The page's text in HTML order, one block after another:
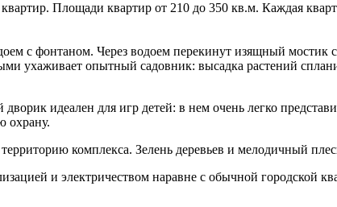
Площади квартир от 210 до 350 кв.м. Каждая
с фонтаном. Через водоем перекинут изящный мостик
ухаживает опытный садовник: высадка растений
идеален для игр детей: в нем очень легко
охрану.
комплекса. Зелень деревьев и мелодичный
и электричеством наравне с обычной городской